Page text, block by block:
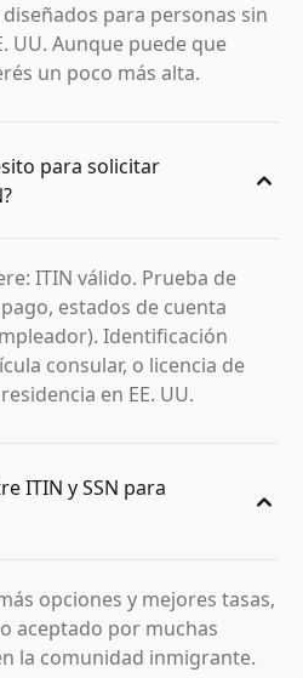
para personas sin
UU. Aunque puede que
un poco más alta.
para solicitar
ITIN válido. Prueba de
estados de cuenta
Identificación
consular, o licencia de
en EE. UU.
ITIN y SSN para
opciones y mejores tasas,
aceptado por muchas
la comunidad inmigrante.